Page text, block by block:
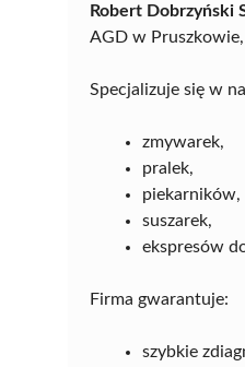
Robert Dobrzyński
AGD w
Specjalizuje się w
zmywarek,
pralek,
piekarników,
suszarek,
ekspresów
Firma gwarantuje:
szybkie